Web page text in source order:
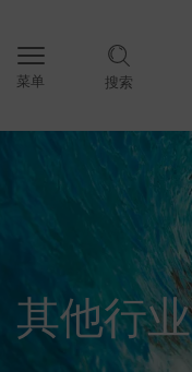
菜单 搜索
其他行业